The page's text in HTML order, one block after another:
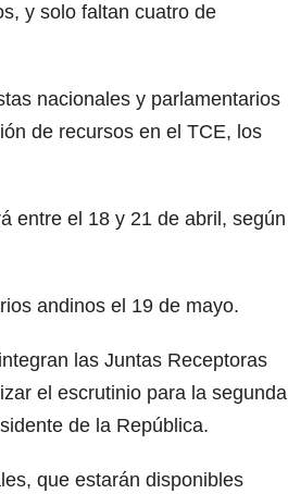
y solo faltan cuatro de
nacionales y parlamentarios
de recursos en el TCE, los
entre el 18 y 21 de abril, según
andinos el 19 de mayo.
las Juntas Receptoras
el escrutinio para la segunda
de la República.
que estarán disponibles